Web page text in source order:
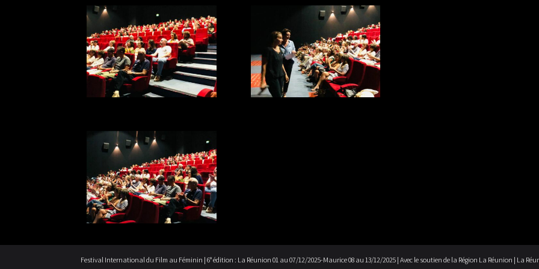
Festival International du Film au Féminin | 6° édition : La Réunion 01 au 07/12/2025-Maurice 08 au 13/12/2025 | Avec le soutien de la Région La Réunion | La